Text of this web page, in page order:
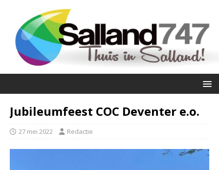
Jubileumfeest COC Deventer e.o.
27 mei 2022 Redactie